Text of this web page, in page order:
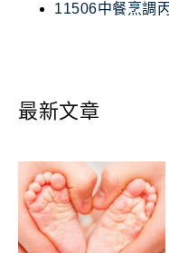
11506中餐烹調
最新文章